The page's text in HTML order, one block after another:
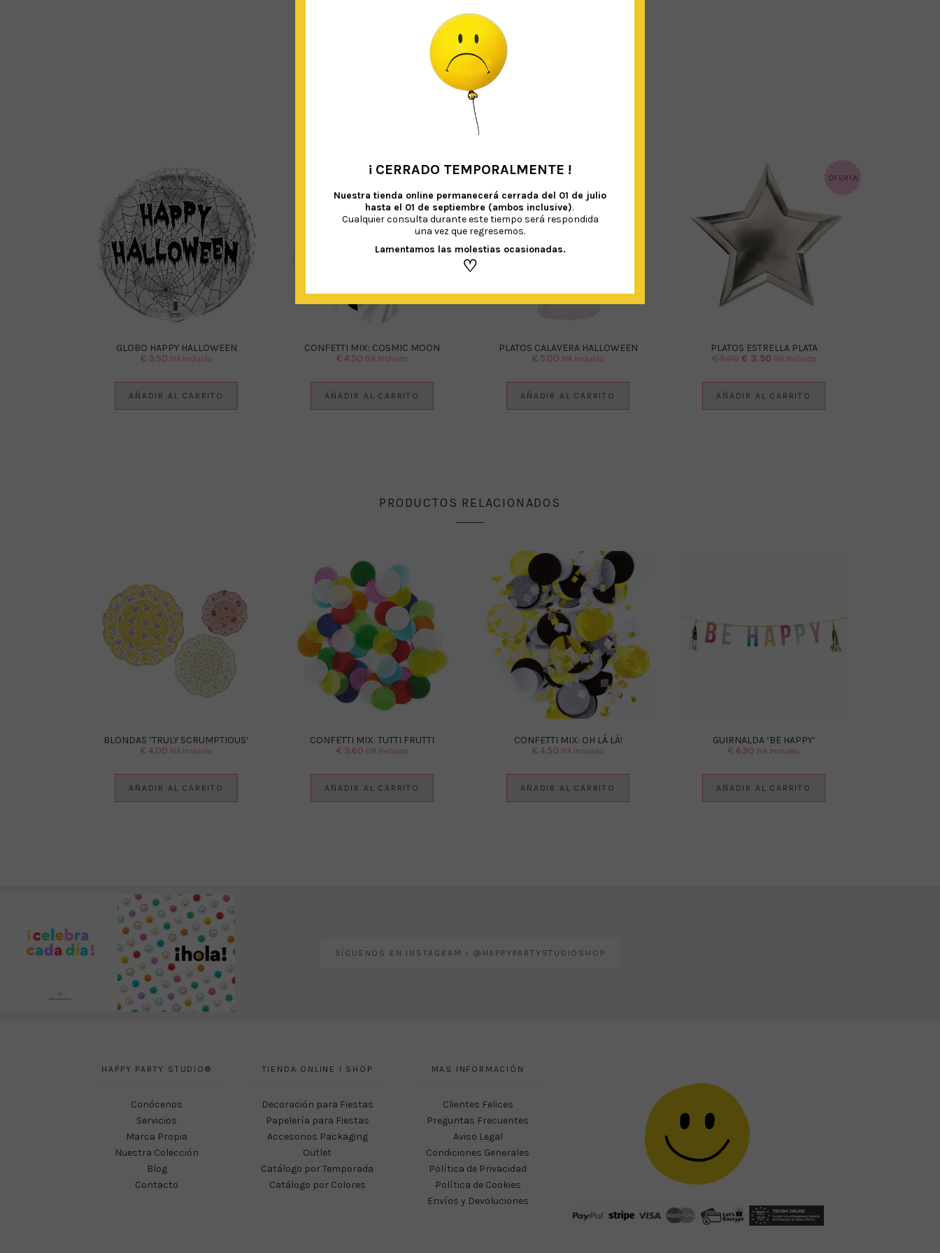
TAMBIÉN TE RECOMENDAMOS…
GLOBO HAPPY HALLOWEEN
€3.50 IVA Incluido
AÑADIR AL CARRITO
CONFETTI MIX: COSMIC MOON
€4.50 IVA Incluido
AÑADIR AL CARRITO
PLATOS CALAVERA HALLOWEEN
€5.00 IVA Incluido
AÑADIR AL CARRITO
PLATOS ESTRELLA PLATA
€5.00 El
€3.50ElIVA Incluido
AÑADIR AL CARRITO
PRODUCTOS RELACIONADOS
BLONDAS ‘TRULY SCRUMPTIOUS’
€4.00 IVA Incluido
AÑADIR AL CARRITO
CONFETTI MIX: TUTTI FRUTTI
€3.60 IVA Incluido
AÑADIR AL CARRITO
CONFETTI MIX: OH LÀ LÀ!
€4.50 IVA Incluido
AÑADIR AL CARRITO
GUIRNALDA ‘BE HAPPY’
€ 6.90 IVA Incluido
AÑADIR AL CARRITO
SÍGUENOS EN INSTAGRAM › @HAPPYPARTYSTUDIOSHOP
HAPPY PARTY STUDIO®
Conócenos
Servicios
Marca Propia
Nuestra Colección
Blog
Contacto
TIENDA ONLINE I SHOP
Decoración para Fiestas
Papelería para Fiestas
Accesorios Packaging
Outlet
Catálogo por Temporada
Catálogo por Colores
MAS INFORMACIÓN
Clientes Felices
Preguntas Frecuentes
Aviso Legal
Condiciones Generales
Política de Privacidad
Política de Cookies
Envíos y Devoluciones
¡ CERRADO TEMPORALMENTE !
Nuestra tienda online permanecerá cerrada del 01 de julio
hasta el 01 de septiembre (ambos inclusive).
Cualquier consulta durante este tiempo será respondida
una vez que regresemos.
Lamentamos las molestias ocasionadas.
♡